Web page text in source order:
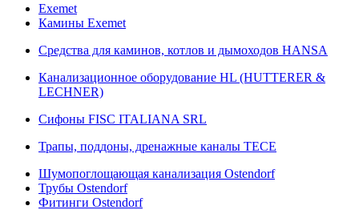
Exemet
Камины Exemet
Средства для каминов, котлов и дымоходов HANSA
Канализационное оборудование HL (HUTTERER &
LECHNER)
Сифоны FISC ITALIANA SRL
Трапы, поддоны, дренажные каналы TECE
Шумопоглощающая канализация Ostendorf
Трубы Ostendorf
Фитинги Ostendorf